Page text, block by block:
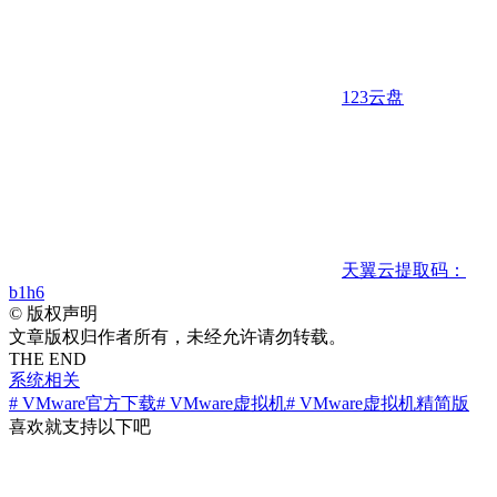
123云盘
天翼云提取码：
b1h6
© 版权声明
文章版权归作者所有，未经允许请勿转载。
THE END
系统相关
# VMware官方下载# VMware虚拟机# VMware虚拟机精简版
喜欢就支持以下吧